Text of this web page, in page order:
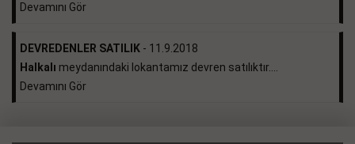
Devamını Gör
DEVREDENLER SATILIK - 11.9.2018
Halkalı meydanındaki lokantamız devren satılıktır....
Devamını Gör